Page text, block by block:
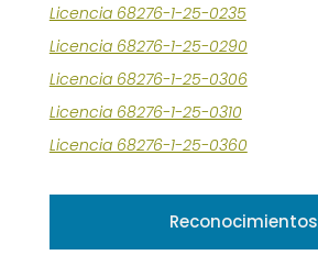
Licencia 68276-1-25-0235
Licencia 68276-1-25-0290
Licencia 68276-1-25-0306
Licencia 68276-1-25-0310
Licencia 68276-1-25-0360
Reconocimientos